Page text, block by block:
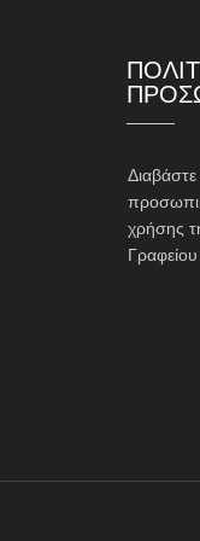
Διαβάστε
χρήσης